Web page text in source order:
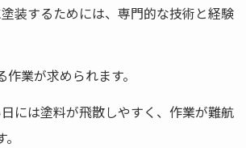
装するためには、専門的な技術と経験
業が求められます。
には塗料が飛散しやすく、作業が難航